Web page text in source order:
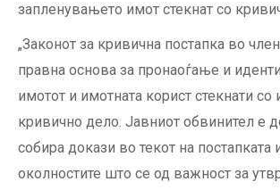
запленувањето имот стекнат со
„Законот за кривична постапка во
правна основа за пронаоѓање и
имотот и имотната корист стекнати
кривично дело. Јавниот обвинител е
собира докази во текот на постапката
околностите што се од важност за